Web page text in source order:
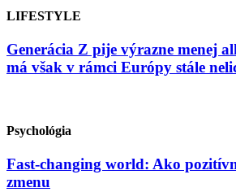
LIFESTYLE
Generácia Z pije výrazne menej
má však v rámci Európy stále
Psychológia
Fast-changing world: Ako
zmenu